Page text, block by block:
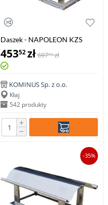
Daszek - NAPOLEON KZS
140x350mm
45352zł69773 zł
KOMINUS Sp. z o.o.
Kłaj
542 produkty
+
−
-35%